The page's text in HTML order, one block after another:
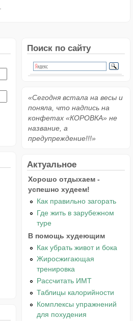
Поиск по сайту
«Сегодня встала на весы и
поняла, что надпись на
конфетах «КОРОВКА» не
название, а
предупреждение!!!»
Актуальное
Хорошо отдыхаем -
успешно худеем!
Как правильно загорать
Где жить в зарубежном
туре
В помощь худеющим
Как убрать живот и бока
Жиросжигающая
тренировка
Рассчитать ИМТ
Таблицы калорийности
Комплексы упражнений
для похудения